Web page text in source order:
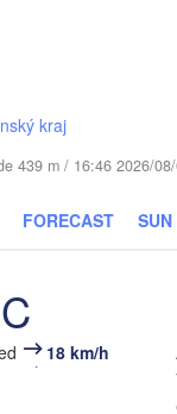
kraj
439 m / 16:46 2026/
FORECAST
18 km/h
(Homieĺ)
Бабруйск
(Babrujsk)
(Mazyr)
(Mahilioŭ)